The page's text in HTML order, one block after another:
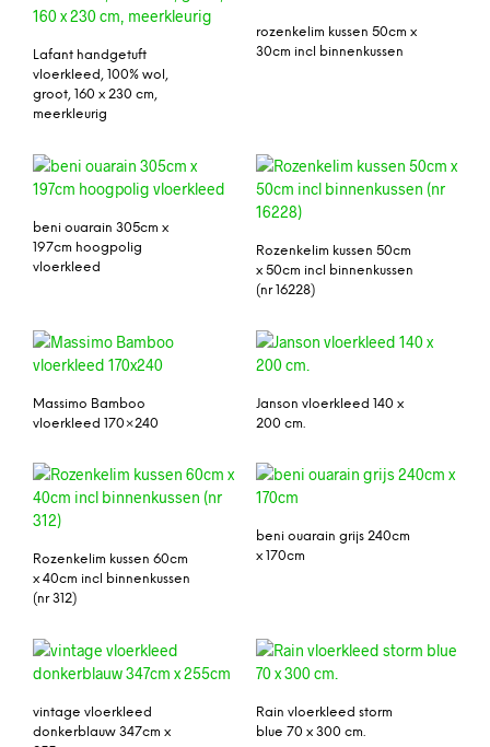
Lafant handgetuft
vloerkleed, 100% wol,
groot, 160 x 230 cm,
meerkleurig
rozenkelim kussen 50cm x
30cm incl binnenkussen
beni ouarain 305cm x
197cm hoogpolig
vloerkleed
Rozenkelim kussen 50cm
x 50cm incl binnenkussen
(nr 16228)
Massimo Bamboo
vloerkleed 170×240
Janson vloerkleed 140 x
200 cm.
Rozenkelim kussen 60cm
x 40cm incl binnenkussen
(nr 312)
beni ouarain grijs 240cm
x 170cm
vintage vloerkleed
donkerblauw 347cm x
Rain vloerkleed storm
blue 70 x 300 cm.